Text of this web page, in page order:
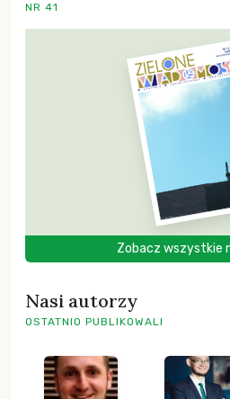
NR 41
Zobacz wszystkie
Nasi autorzy
OSTATNIO PUBLIKOWALI